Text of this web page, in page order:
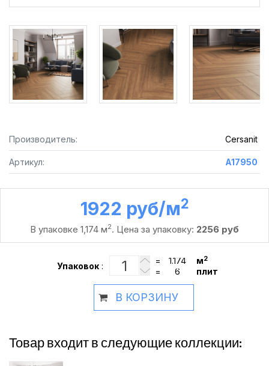
Производитель: Cersanit
Артикул: A17950
1922 руб /м2
В упаковке 1,174 м2. Цена за упаковку: 2256 руб
Упаковок :
= м2
= плит
В КОРЗИНУ
Товар входит в следующие коллекции: